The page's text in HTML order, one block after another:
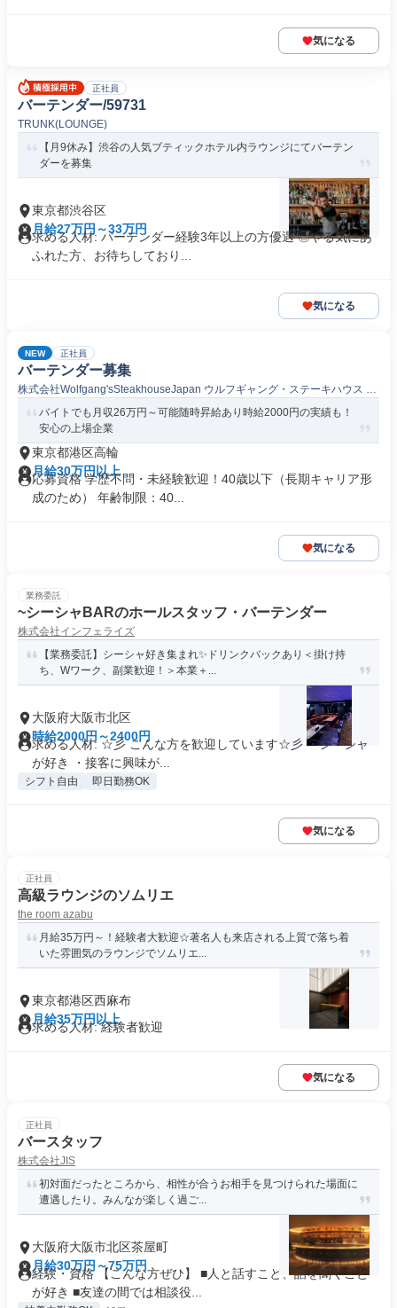
気になる
正社員
バーテンダー/59731
TRUNK(LOUNGE)
【月9休み】渋谷の人気ブティックホテル内ラウンジにてバーテン
ダーを募集
東京都渋谷区
月給27万円～33万円
求める人材: バーテンダー経験3年以上の方優遇 ◎やる気にあ
ふれた方、お待ちしており...
気になる
NEW 正社員
バーテンダー募集
株式会社Wolfgang'sSteakhouseJapan ウルフギャング・ステーキハウス 高
バイトでも月収26万円～可能随時昇給あり時給2000円の実績も！
安心の上場企業
東京都港区高輪
月給30万円以上
応募資格 学歴不問・未経験歓迎！40歳以下（長期キャリア形
成のため） 年齢制限：40...
気になる
業務委託
~シーシャBARのホールスタッフ・バーテンダー
株式会社インフェライズ
【業務委託】シーシャ好き集まれ✨ドリンクバックあり＜掛け持
ち、Wワーク、副業歓迎！＞本業＋...
大阪府大阪市北区
時給2000円～2400円
求める人材: ☆彡 こんな方を歓迎しています☆彡 ・シーシャ
が好き ・接客に興味が...
シフト自由 即日勤務OK
気になる
正社員
高級ラウンジのソムリエ
the room azabu
月給35万円～！経験者大歓迎☆著名人も来店される上質で落ち着
いた雰囲気のラウンジでソムリエ...
東京都港区西麻布
月給35万円以上
求める人材: 経験者歓迎
気になる
正社員
バースタッフ
株式会社JIS
初対面だったところから、相性が合うお相手を見つけられた場面に
遭遇したり。みんなが楽しく過ご...
大阪府大阪市北区茶屋町
月給30万円～75万円
経験・資格 【こんな方ぜひ】 ■人と話すこと、話を聞くこと
が好き ■友達の間では相談役...